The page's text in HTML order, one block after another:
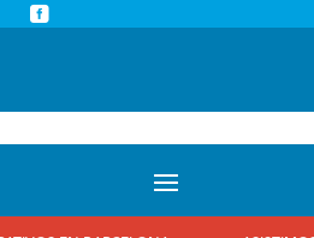
